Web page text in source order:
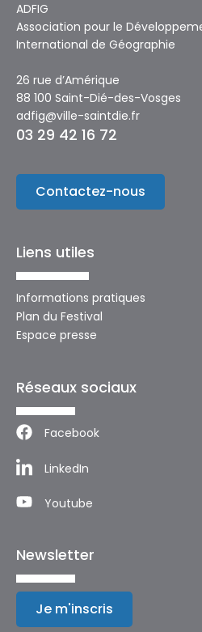
ADFIG
Association pour le
International de Géographie
26 rue d’Amérique
88 100 Saint-Dié-des-Vosges
adfig@ville-saintdie.fr
03 29 42 16 72
Contactez-nous
Liens utiles
Informations pratiques
Plan du Festival
Espace presse
Réseaux sociaux
Facebook
LinkedIn
Youtube
Newsletter
Je m'inscris